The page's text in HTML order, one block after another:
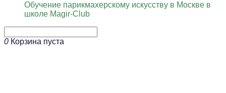
Обучение парикмахерскому искусству в Москве в
школе Magir-Club
0 Корзина пуста